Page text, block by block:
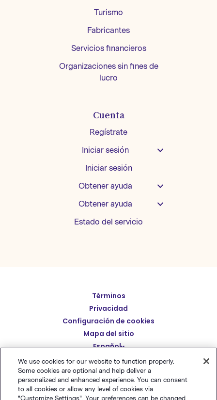
Turismo
Fabricantes
Servicios financieros
Organizaciones sin fines de
lucro
Cuenta
Regístrate
Iniciar sesión
Iniciar sesión
Obtener ayuda
Obtener ayuda
Estado del servicio
Términos
Privacidad
Configuración de cookies
Mapa del sitio
Español
English
Deutsch
繁體中文
简体中文
日本語
Italiano
© Polaris Software, LLC 粤ICP备14001834号
Benchmark
Email® es una marca comercial registrada de
We use cookies for our website to function properly.
Some cookies are optional and help deliver a
personalized and enhanced experience. You can consent
to all cookies or allow any level of cookies via
"Customize Settings". Your preferences can be changed